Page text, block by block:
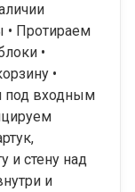
• Протираем
•
•
под входным
и стену над
и